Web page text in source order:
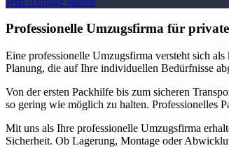
Professionelle Umzugsfirma für
Eine professionelle Umzugsfirma versteht sich
Planung, die auf Ihre individuellen Bedürfnisse
Von der ersten Packhilfe bis zum sicheren
so gering wie möglich zu halten. Professionelles
Mit uns als Ihre professionelle Umzugsfirma
Sicherheit. Ob Lagerung, Montage oder